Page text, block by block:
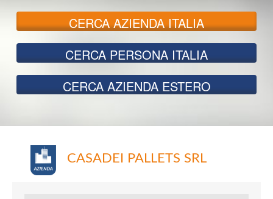
CERCAAZIENDA ITALIA
CERCA PERSONA ITALIA
CERCA AZIENDA ESTERO
CASADEI PALLETS SRL